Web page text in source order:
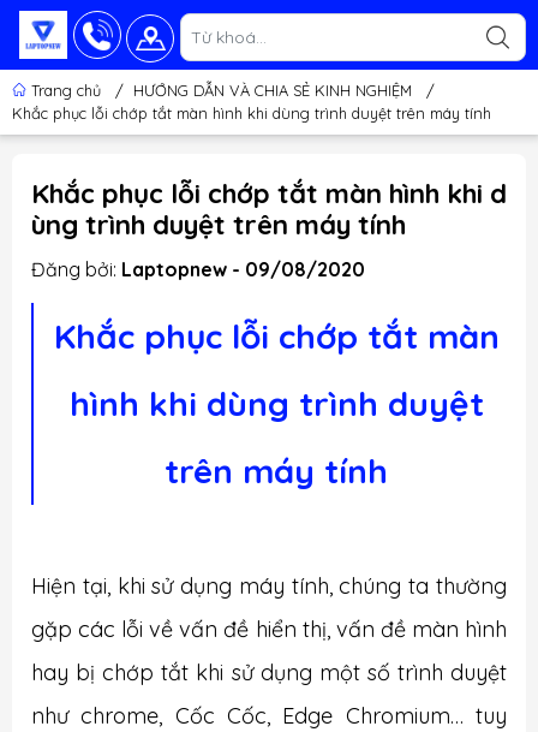
Trang chủ / HƯỚNG DẪN VÀ CHIA SẺ KINH NGHIỆM
/
Khắc phục lỗi chớp tắt màn hình khi dùng trình duyệt trên máy tính
Khắc phục lỗi chớp tắt màn hình khi d
ùng trình duyệt trên máy tính
Đăng bởi: Laptopnew - 09/08/2020
Khắc phục lỗi chớp tắt màn
hình khi dùng trình duyệt
trên máy tính
Hiện tại, khi sử dụng máy tính, chúng ta thường
gặp các lỗi về vấn đề hiển thị, vấn đề màn hình
hay bị chớp tắt khi sử dụng một số trình duyệt
như chrome, Cốc Cốc, Edge Chromium… tuy